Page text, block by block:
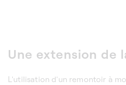
Une extension de
L'utilisation d'un remontoir à